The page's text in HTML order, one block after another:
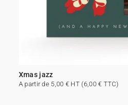
Xmas jazz
A partir de 5,00 € HT (6,00 € TTC)